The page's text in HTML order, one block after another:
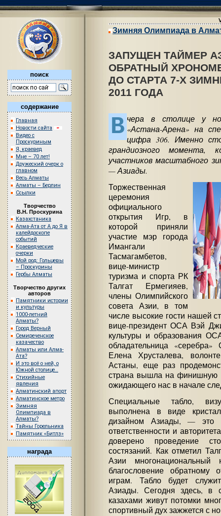
поиск
содержание
Главная
Новости сайта
Видео с
Проскуриным
Я, краевед
Мне – 70 лет!
Дружеский очерк о
главном
Весь Алматы
Алматы – Берлин
Ссылки
Творчество
В.Н. Проскурина
Казахстаника
Алма-Ата от А до Я в
калейдоскопе
событий
Краеведческие
очерки
Мой род: Гольцевы
– Проскурины
Гербы Алматы
Творчество других
авторов
Памятники истории
и культуры
1000-летний
Алматы?
Город Верный
Семиреченское
казачество
Алматы или Алма-
Ата?
И это всё о ней, о
Южной столице…
Стихийные
явления
Алматинский апорт
Алматинское метро
Зимняя
Олимпиада в
Алматы?
Тайны Горельника
Памятник «Битлз»
награда
Зимняя Олимпиада в
ЗАПУЩЕН ТАЙМЕР
ОБРАТНЫЙ
ДО СТАРТА 7-Х
2011 ГОДА
В чера в столице у
«Астана-Арена» на
цифра 306. Именно
грандиозного момента,
участников масштабного
— Азиады.
Торжественная
церемония
официального
открытия Игр, в
которой приняли
участие мэр города
Имангали
Тасмагамбетов,
вице-министр
туризма и спорта РК
Талгат Ермегияев,
члены Олимпийского
совета Азии, в том
числе высокие гости нашей
вице-президент ОСА Вэй
культуры и образования
обладательница
Елена Хрусталева,
Астаны, еще раз
страна вышла на финишную
ожидающего нас в начале
Специальные табло,
выполнена в виде
дизайном Азиады, — это
ответственности и
доверено проведение
состязаний. Как отметил
Азии многонациональный
благословение обратному
играм. Табло будет
Азиады. Сегодня здесь, в
казахами живут потомки
спортивный дух зажжется с